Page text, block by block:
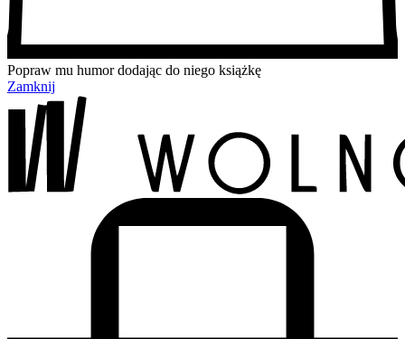
Popraw mu humor dodając do niego książkę
Zamknij
Przejdź
treści
Przejdź
menu
Przejdź
wyszukiwarki
Przejdź
koszyka